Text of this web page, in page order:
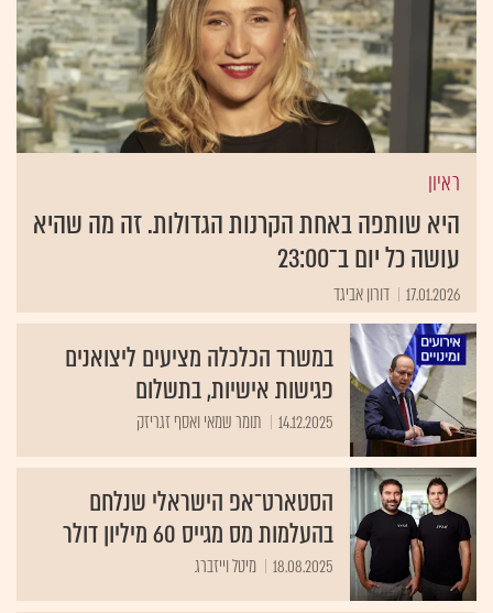
ראיון
היא שותפה באחת הקרנות הגדולות. זה מה שהיא
עושה כל יום ב־23:00
17.01.2026 דורון אביגד
במשרד הכלכלה מציעים ליצואנים
פגישות אישיות, בתשלום
14.12.2025 תומר שמאי ואסף זגריזק
הסטארט־אפ הישראלי שנלחם
בהעלמות מס מגייס 60 מיליון דולר
18.08.2025 מיטל וייזברג